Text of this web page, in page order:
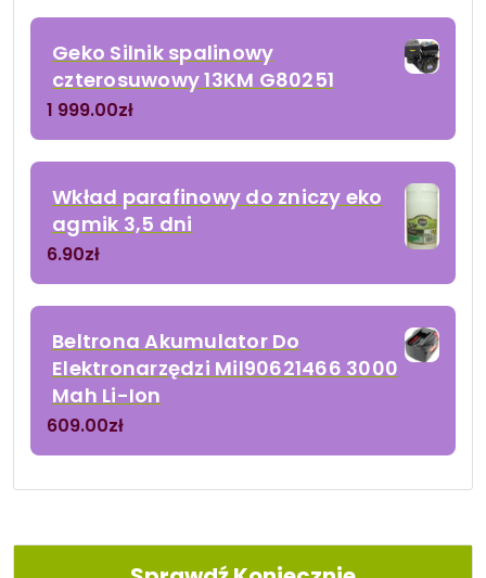
Geko Silnik spalinowy
czterosuwowy 13KM G80251
1 999.00zł
Wkład parafinowy do zniczy eko
agmik 3,5 dni
6.90zł
Beltrona Akumulator Do
Elektronarzędzi Mil90621466 3000
Mah Li-Ion
609.00zł